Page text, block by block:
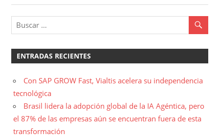
ENTRADAS RECIENTES
Con SAP GROW Fast, Vialtis acelera su independencia
tecnológica
Brasil lidera la adopción global de la IA Agéntica, pero
el 87% de las empresas aún se encuentran fuera de esta
transformación